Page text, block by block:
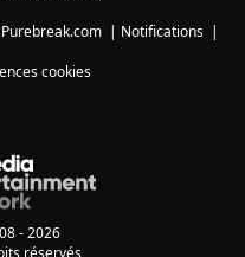
| Notifications |
cookies
- 2026